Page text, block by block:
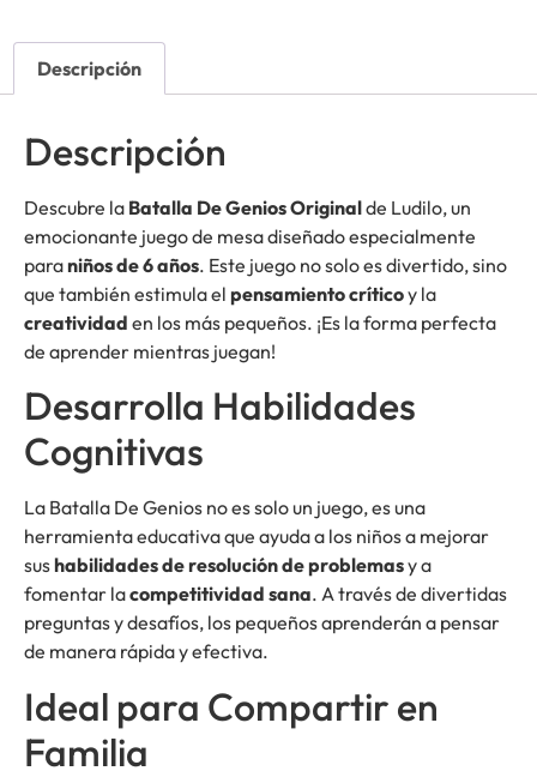
Descripción
Descripción
Descubre la Batalla De Genios Originalde Ludilo, un
emocionante juego de mesa diseñado especialmente
paraniños de 6 años. Este juego no solo es divertido, sino
que también estimula el pensamiento críticoy la
creatividad en los más pequeños. ¡Es la forma perfecta
de aprender mientras juegan!
Desarrolla Habilidades
Cognitivas
La Batalla De Genios no es solo un juego, es una
herramienta educativa que ayuda a los niños a mejorar
sushabilidades de resolución de problemasy a
fomentar lacompetitividad sana. A través de divertidas
preguntas y desafíos, los pequeños aprenderán a pensar
de manera rápida y efectiva.
Ideal para Compartir en
Familia